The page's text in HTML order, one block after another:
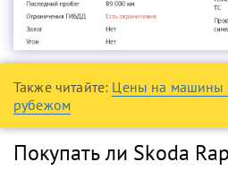
Также читайте: Цены на машины
рубежом
Покупать ли Skoda